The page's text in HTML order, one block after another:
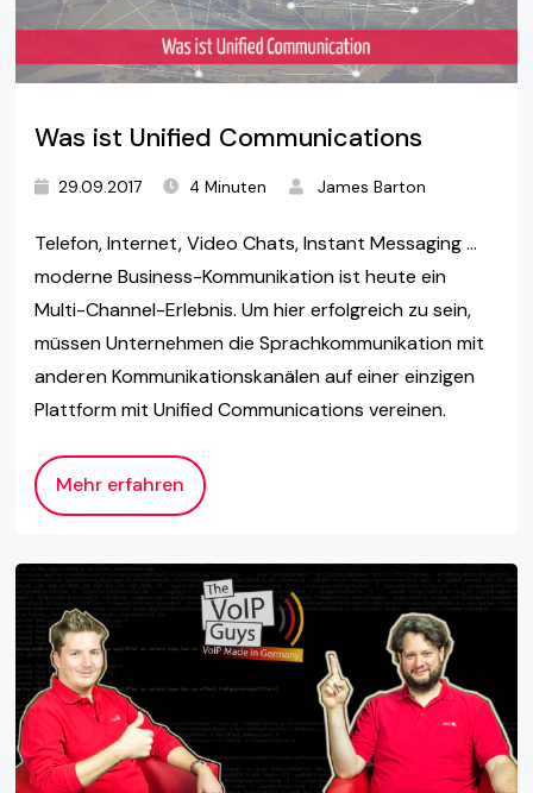
Was ist Unified Communications
29.09.2017 4 Minuten James Barton
Telefon, Internet, Video Chats, Instant Messaging …
moderne Business-Kommunikation ist heute ein
Multi-Channel-Erlebnis. Um hier erfolgreich zu sein,
müssen Unternehmen die Sprachkommunikation mit
anderen Kommunikationskanälen auf einer einzigen
Plattform mit Unified Communications vereinen.
Mehr erfahren